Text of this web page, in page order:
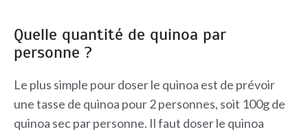
Quelle quantité de quinoa par
personne ?
Le plus simple pour doser le quinoa est de prévoir
une tasse de quinoa pour 2 personnes, soit 100g de
quinoa sec par personne. Il faut doser le quinoa